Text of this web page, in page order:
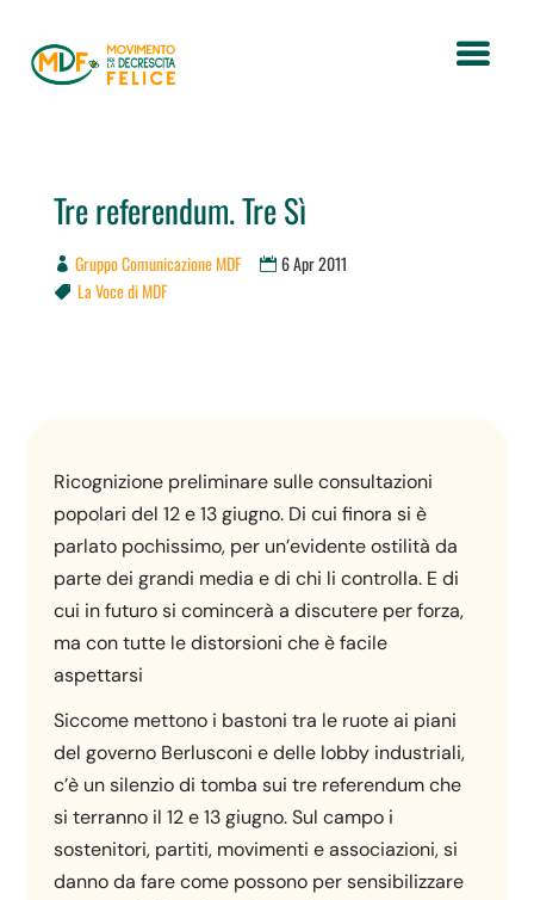
Tre referendum. Tre Sì
Gruppo Comunicazione MDF 6 Apr 2011
 La Voce di MDF
Ricognizione preliminare sulle consultazioni
popolari del 12 e 13 giugno. Di cui finora si è
parlato pochissimo, per un’evidente ostilità da
parte dei grandi media e di chi li controlla. E di
cui in futuro si comincerà a discutere per forza,
ma con tutte le distorsioni che è facile
aspettarsi
Siccome mettono i bastoni tra le ruote ai piani
del governo Berlusconi e delle lobby industriali,
c’è un silenzio di tomba sui tre referendum che
si terranno il 12 e 13 giugno. Sul campo i
sostenitori, partiti, movimenti e associazioni, si
danno da fare come possono per sensibilizzare